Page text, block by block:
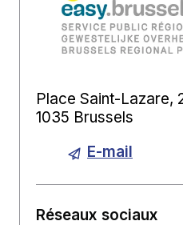
Place Saint-Lazare,
1035 Brussels
E-mail
Réseaux sociaux